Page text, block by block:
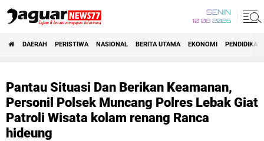
SENIN
10 08 2026
DAERAH PERISTIWA NASIONAL BERITA UTAMA EKONOMI PENDIDIKAN
Pantau Situasi Dan Berikan Keamanan,
Personil Polsek Muncang Polres Lebak Giat
Patroli Wisata kolam renang Ranca
hideung